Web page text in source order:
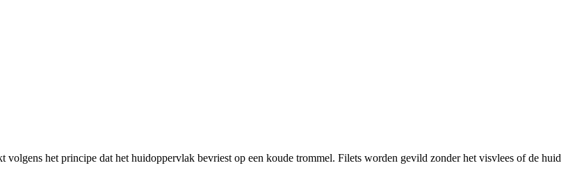
het principe dat het huidoppervlak bevriest op een koude trommel. Filets worden gevild zonder het visvlees of de huid